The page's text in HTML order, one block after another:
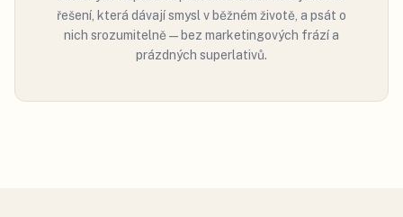
řešení, která dávají smysl v běžném životě, a psát o
nich srozumitelně — bez marketingových frází a
prázdných superlativů.